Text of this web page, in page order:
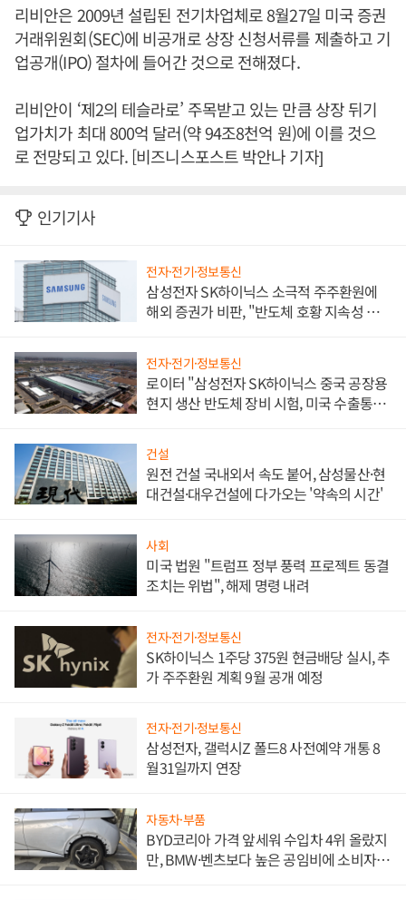
리비안은 2009년 설립된 전기차업체로 8월27일 미국 증권
거래위원회(SEC)에 비공개로 상장 신청서류를 제출하고 기
업공개(IPO) 절차에 들어간 것으로 전해졌다.
리비안이 ‘제2의 테슬라로’ 주목받고 있는 만큼 상장 뒤기
업가치가 최대 800억 달러(약 94조8천억 원)에 이를 것으
로 전망되고 있다. [비즈니스포스트 박안나 기자]
인기기사
전자·전기·정보통신
삼성전자 SK하이닉스 소극적 주주환원에
해외 증권가 비판, "반도체 호황 지속성 의
전자·전기·정보통신
로이터 "삼성전자 SK하이닉스 중국 공장용
현지 생산 반도체 장비 시험, 미국 수출통제
건설
원전 건설 국내외서 속도 붙어, 삼성물산·현
대건설·대우건설에 다가오는 '약속의 시간'
사회
미국 법원 "트럼프 정부 풍력 프로젝트 동결
조치는 위법", 해제 명령 내려
전자·전기·정보통신
SK하이닉스 1주당 375원 현금배당 실시, 추
가 주주환원 계획 9월 공개 예정
전자·전기·정보통신
삼성전자, 갤럭시Z 폴드8 사전예약 개통 8
월31일까지 연장
자동차·부품
BYD코리아 가격 앞세워 수입차 4위 올랐지
만, BMW·벤츠보다 높은 공임비에 소비자